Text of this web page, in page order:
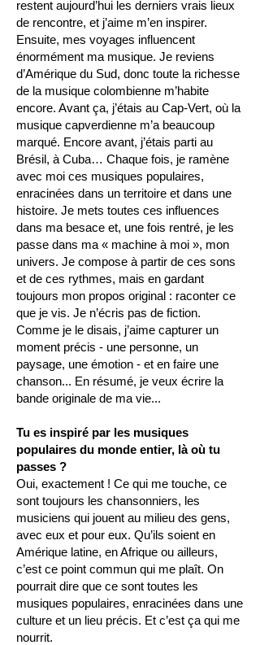
restent aujourd’hui les derniers vrais lieux
de rencontre, et j’aime m’en inspirer.
Ensuite, mes voyages influencent
énormément ma musique. Je reviens
d’Amérique du Sud, donc toute la richesse
de la musique colombienne m’habite
encore. Avant ça, j’étais au Cap-Vert, où la
musique capverdienne m’a beaucoup
marqué. Encore avant, j’étais parti au
Brésil, à Cuba… Chaque fois, je ramène
avec moi ces musiques populaires,
enracinées dans un territoire et dans une
histoire. Je mets toutes ces influences
dans ma besace et, une fois rentré, je les
passe dans ma « machine à moi », mon
univers. Je compose à partir de ces sons
et de ces rythmes, mais en gardant
toujours mon propos original : raconter ce
que je vis. Je n’écris pas de fiction.
Comme je le disais, j’aime capturer un
moment précis - une personne, un
paysage, une émotion - et en faire une
chanson... En résumé, je veux écrire la
bande originale de ma vie...
Tu es inspiré par les musiques
populaires du monde entier, là où tu
passes ?
Oui, exactement ! Ce qui me touche, ce
sont toujours les chansonniers, les
musiciens qui jouent au milieu des gens,
avec eux et pour eux. Qu’ils soient en
Amérique latine, en Afrique ou ailleurs,
c’est ce point commun qui me plaît. On
pourrait dire que ce sont toutes les
musiques populaires, enracinées dans une
culture et un lieu précis. Et c’est ça qui me
nourrit.